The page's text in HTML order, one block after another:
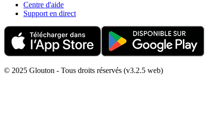
Centre d'aide
Support en direct
© 2025 Glouton - Tous droits réservés (v3.2.5 web)